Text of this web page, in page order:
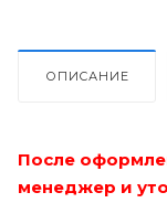
-5.50
ОПИСАНИЕ
После
менеджер и